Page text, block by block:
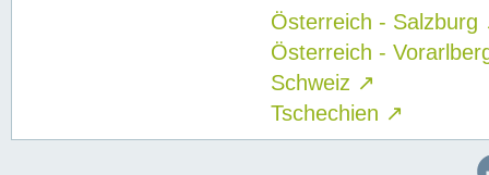
Österreich - Salzburg
Österreich -
Schweiz ↗
Tschechien ↗